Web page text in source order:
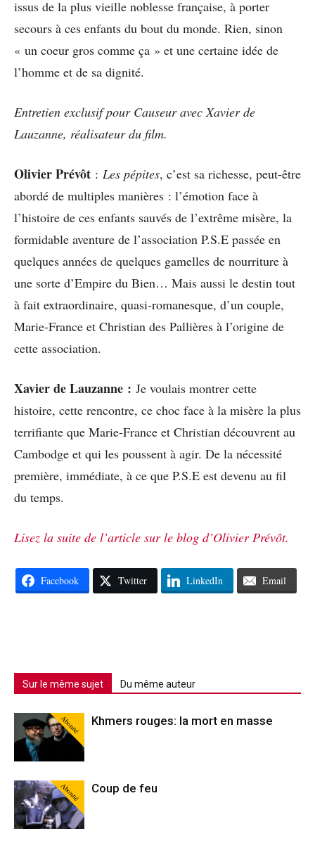
issus de la plus vieille noblesse française, à porter
secours à ces enfants du bout du monde. Rien, sinon
« un coeur gros comme ça » et une certaine idée de
l’homme et de sa dignité.
Entretien exclusif pour Causeur avec Xavier de
Lauzanne, réalisateur du film.
Olivier Prévôt : Les pépites, c’est sa richesse, peut-être
abordé de multiples manières : l’émotion face à
l’histoire de ces enfants sauvés de l’extrême misère, la
formidable aventure de l’association P.S.E passée en
quelques années de quelques gamelles de nourriture à
une sorte d’Empire du Bien… Mais aussi le destin tout
à fait extraordinaire, quasi-romanesque, d’un couple,
Marie-France et Christian des Pallières à l’origine de
cette association.
Xavier de Lauzanne : Je voulais montrer cette
histoire, cette rencontre, ce choc face à la misère la plus
terrifiante que Marie-France et Christian découvrent au
Cambodge et qui les poussent à agir. De la nécessité
première, immédiate, à ce que P.S.E est devenu au fil
du temps.
Lisez la suite de l’article sur le blog d’Olivier Prévôt.
Facebook Twitter LinkedIn Email
Sur le même sujet Du même auteur
Abonné Khmers rouges: la mort en masse
Abonné Coup de feu